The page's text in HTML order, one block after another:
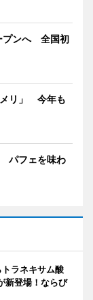
プンへ 全国初
メリ」 今年も
パフェを味わ
ラネキサム酸
新登場！ならび